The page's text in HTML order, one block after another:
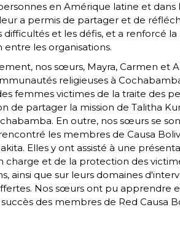
en Amérique latine et dans
a permis de partager et de
difficultés et les défis, et a renforcé
entre les organisations.
nos sœurs, Mayra, Carmen et
religieuses à
femmes victimes de la traite des
de partager la mission de Talitha
En outre, nos sœurs se
les membres de Causa
Elles y ont assisté à une
charge et de la protection des
ainsi que sur leurs domaines
Nos sœurs ont pu apprendre
des membres de Red Causa